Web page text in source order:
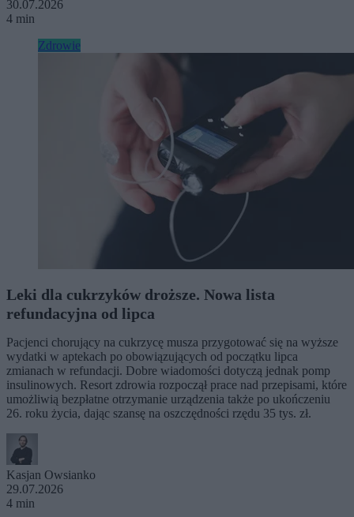
30.07.2026
4 min
Zdrowie
Leki dla cukrzyków droższe. Nowa lista
refundacyjna od lipca
Pacjenci chorujący na cukrzycę musza przygotować się na wyższe
wydatki w aptekach po obowiązujących od początku lipca
zmianach w refundacji. Dobre wiadomości dotyczą jednak pomp
insulinowych. Resort zdrowia rozpoczął prace nad przepisami, które
umożliwią bezpłatne otrzymanie urządzenia także po ukończeniu
26. roku życia, dając szansę na oszczędności rzędu 35 tys. zł.
Kasjan Owsianko
29.07.2026
4 min